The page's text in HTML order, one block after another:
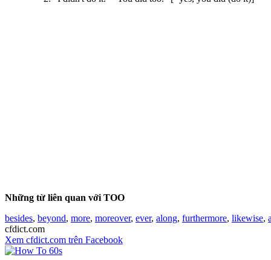
Những từ liên quan với TOO
besides, beyond, more, moreover, ever, along, furthermore, likewise,
cfdict.com
Xem cfdict.com trên Facebook